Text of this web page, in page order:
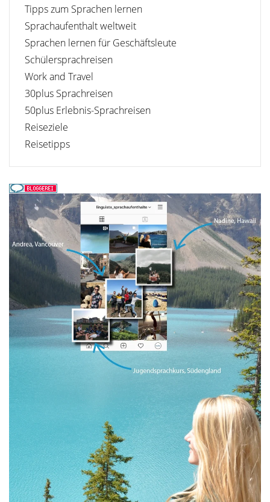
Tipps zum Sprachen lernen
Sprachaufenthalt weltweit
Sprachen lernen für Geschäftsleute
Schülersprachreisen
Work and Travel
30plus Sprachreisen
50plus Erlebnis-Sprachreisen
Reiseziele
Reisetipps